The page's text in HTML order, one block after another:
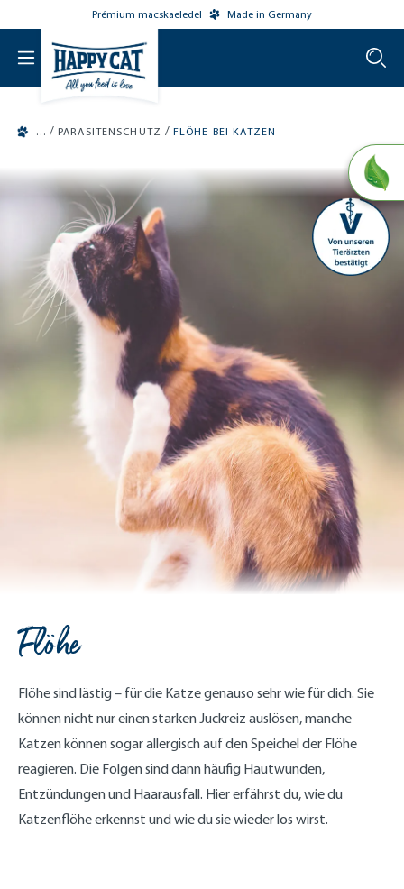
Prémium macskaeledel Made in Germany
/ PARASITENSCHUTZ / FLÖHE BEI KATZEN
Flöhe
Flöhe sind lästig – für die Katze genauso sehr wie für dich. Sie
können nicht nur einen starken Juckreiz auslösen, manche
Katzen können sogar allergisch auf den Speichel der Flöhe
reagieren. Die Folgen sind dann häufig Hautwunden,
Entzündungen und Haarausfall. Hier erfährst du, wie du
Katzenflöhe erkennst und wie du sie wieder los wirst.